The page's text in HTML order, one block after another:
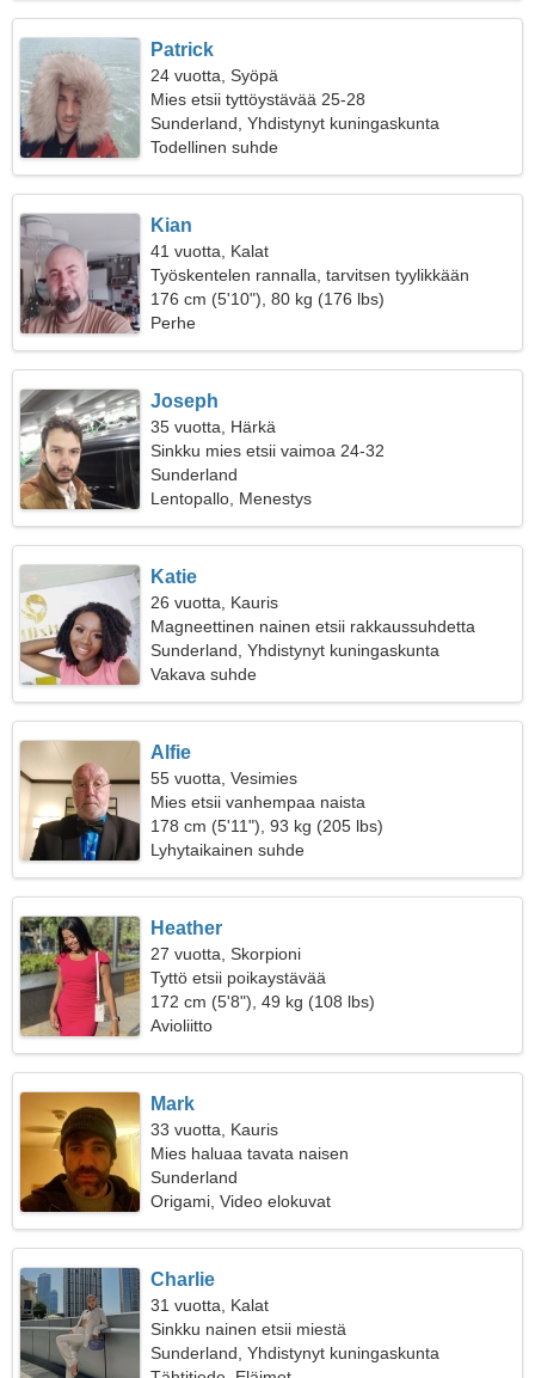
Patrick
24 vuotta, Syöpä
Mies etsii tyttöystävää 25-28
Sunderland, Yhdistynyt kuningaskunta
Todellinen suhde
Kian
41 vuotta, Kalat
Työskentelen rannalla, tarvitsen tyylikkään
naisen
176 cm (5'10"), 80 kg (176 lbs)
Perhe
Joseph
35 vuotta, Härkä
Sinkku mies etsii vaimoa 24-32
Sunderland
Lentopallo, Menestys
Katie
26 vuotta, Kauris
Magneettinen nainen etsii rakkaussuhdetta
Sunderland, Yhdistynyt kuningaskunta
Vakava suhde
Alfie
55 vuotta, Vesimies
Mies etsii vanhempaa naista
178 cm (5'11"), 93 kg (205 lbs)
Lyhytaikainen suhde
Heather
27 vuotta, Skorpioni
Tyttö etsii poikaystävää
172 cm (5'8"), 49 kg (108 lbs)
Avioliitto
Mark
33 vuotta, Kauris
Mies haluaa tavata naisen
Sunderland
Origami, Video elokuvat
Charlie
31 vuotta, Kalat
Sinkku nainen etsii miestä
Sunderland, Yhdistynyt kuningaskunta